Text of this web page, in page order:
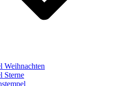
Weihnachten
Sterne